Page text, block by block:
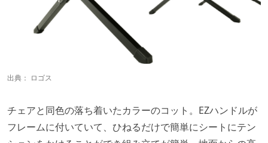
出典： ロゴス
チェアと同色の落ち着いたカラーのコット。EZハンドルが
フレームに付いていて、ひねるだけで簡単にシートにテン